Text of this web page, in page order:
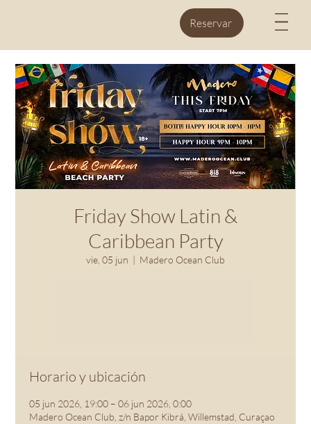
Reservar
Friday Show Latin &
Caribbean Party
vie, 05 jun
  |
Madero Ocean Club
Horario y ubicación
05 jun 2026, 19:00 – 06 jun 2026, 0:00
Madero Ocean Club, z/n Bapor Kibrá, Willemstad, Curaçao